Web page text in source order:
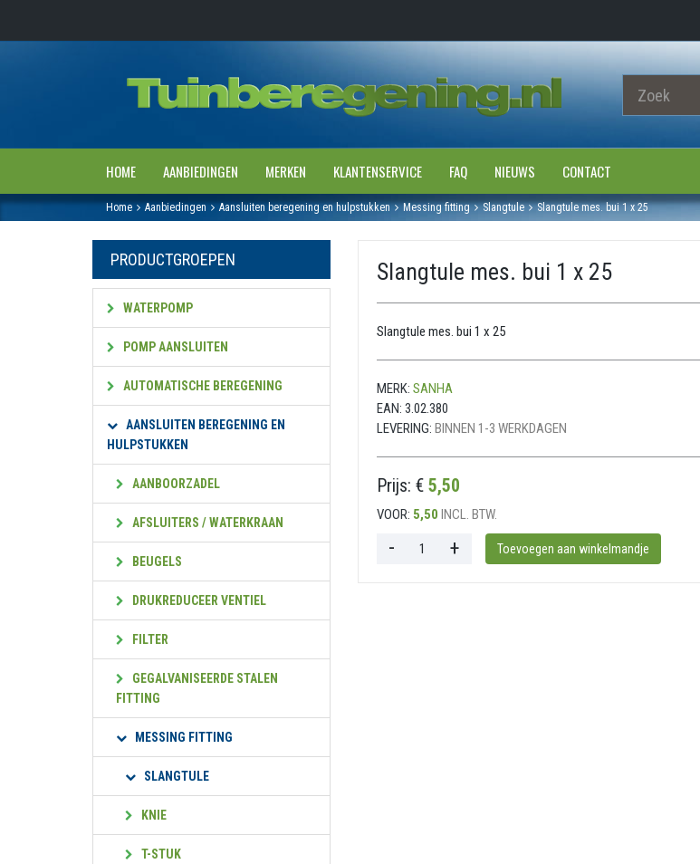
HOME AANBIEDINGEN MERKEN KLANTENSERVICE FAQ NIEUWS CONTACT
Home Aanbiedingen Aansluiten beregening en hulpstukken Messing fitting Slangtule Slangtule mes. bui 1 x 25
PRODUCTGROEPEN
WATERPOMP
POMP AANSLUITEN
AUTOMATISCHE BEREGENING
AANSLUITEN BEREGENING EN
HULPSTUKKEN
AANBOORZADEL
AFSLUITERS / WATERKRAAN
BEUGELS
DRUKREDUCEER VENTIEL
FILTER
GEGALVANISEERDE STALEN
FITTING
MESSING FITTING
SLANGTULE
KNIE
T-STUK
Slangtule mes. bui 1 x 25
Slangtule mes. bui 1 x 25
MERK: SANHA
EAN: 3.02.380
LEVERING: BINNEN 1-3 WERKDAGEN
Prijs: € 5,50
VOOR: 5,50 INCL. BTW.